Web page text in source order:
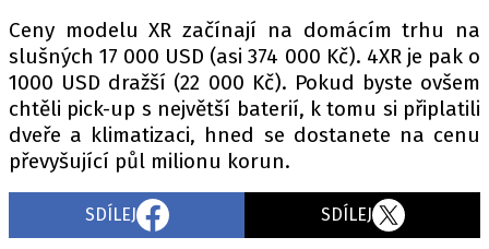
Ceny modelu XR začínají na domácím trhu na
slušných 17 000 USD (asi 374 000 Kč). 4XR je pak o
1000 USD dražší (22 000 Kč). Pokud byste ovšem
chtěli pick-up s největší baterií, k tomu si připlatili
dveře a klimatizaci, hned se dostanete na cenu
převyšující půl milionu korun.
SDÍLEJ SDÍLEJ